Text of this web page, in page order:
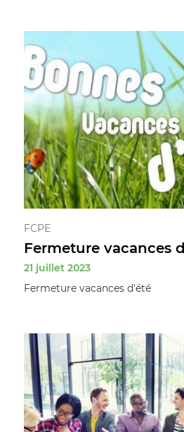
FCPE
Fermeture vacances
21 juillet 2023
Fermeture vacances d'été